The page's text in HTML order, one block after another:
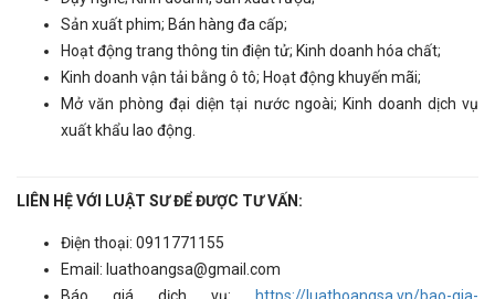
Sản xuất phim; Bán hàng đa cấp;
Hoạt động trang thông tin điện tử; Kinh doanh hóa chất;
Kinh doanh vận tải bằng ô tô; Hoạt động khuyến mãi;
Mở văn phòng đại diện tại nước ngoài; Kinh doanh dịch vụ
xuất khẩu lao động.
LIÊN HỆ VỚI LUẬT SƯ ĐỂ ĐƯỢC TƯ VẤN:
Điện thoại: 0911771155
Email: luathoangsa@gmail.com